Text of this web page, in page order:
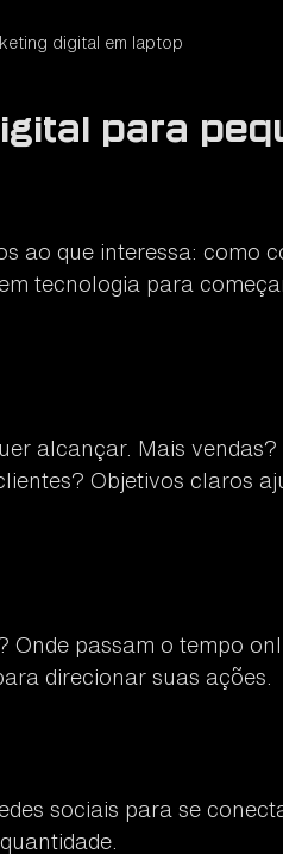
digital em laptop
para
ao que interessa: como
tecnologia para
alcançar. Mais vendas?
Objetivos claros
Onde passam o tempo
direcionar suas ações.
sociais para se